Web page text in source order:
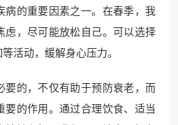
病的重要因素之一。在春季，我
虑，尽可能放松自己。可以选择
活动，缓解身心压力。
要的，不仅有助于预防衰老，而
要的作用。通过合理饮食、适当